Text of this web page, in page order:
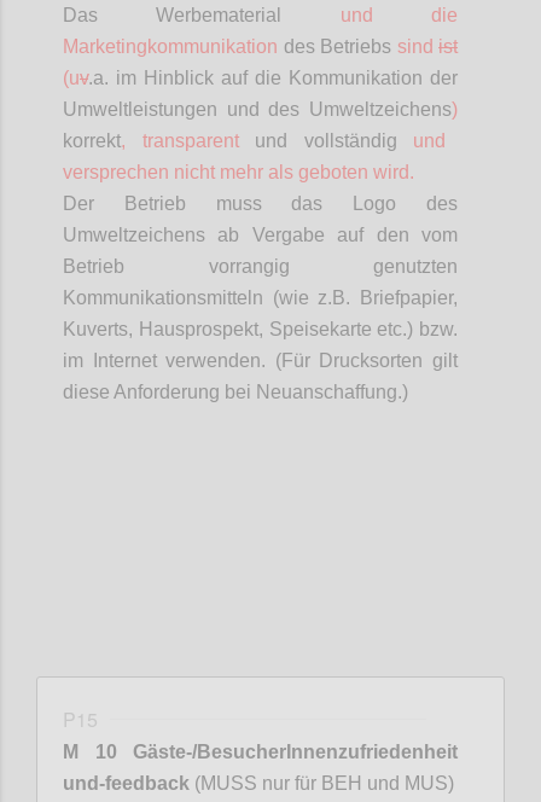
Das Werbematerial und die
Marketingkommunikation des Betriebs sind ist
(uv.a. im Hinblick auf die Kommunikation der
Umweltleistungen und des Umweltzeichens)
korrekt, transparentund vollständig und
versprechen nicht mehr als geboten wird.
Der Betrieb muss das Logo des
Umweltzeichens ab Vergabe auf den vom
Betrieb vorrangig genutzten
Kommunikationsmitteln (wie z.B. Briefpapier,
Kuverts, Hausprospekt, Speisekarte etc.) bzw.
im Internet verwenden. (Für Drucksorten gilt
diese Anforderung bei Neuanschaffung.)
P15
M 10 Gäste-/BesucherInnenzufriedenheit
und-feedback (MUSS nur für BEH und MUS)